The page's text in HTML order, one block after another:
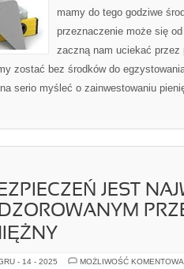
mamy do tego godziwe
przeznaczenie może się
zaczną nam uciekać przez
zostać bez środków do
serio myśleć o zainwestowaniu
JEST
- 14 - 2025 MOŻLIWOŚĆ